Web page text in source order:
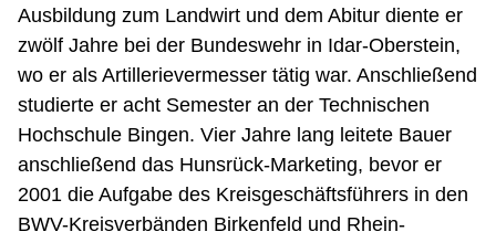
Ausbildung zum Landwirt und dem Abitur diente er
zwölf Jahre bei der Bundeswehr in Idar-Oberstein,
wo er als Artillerievermesser tätig war. Anschließend
studierte er acht Semester an der Technischen
Hochschule Bingen. Vier Jahre lang leitete Bauer
anschließend das Hunsrück-Marketing, bevor er
2001 die Aufgabe des Kreisgeschäftsführers in den
BWV-Kreisverbänden Birkenfeld und Rhein-